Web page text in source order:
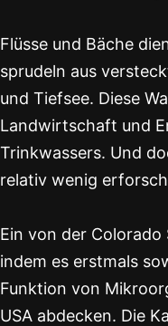
Flüsse und Bäche
sprudeln aus
und Tiefsee. Diese
Landwirtschaft und
Trinkwassers. Und
relativ wenig
Ein von der
indem es erstmals
Funktion von
USA abdecken. Die